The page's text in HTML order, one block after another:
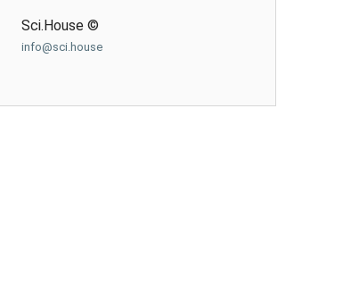
Sci.House ©
info@sci.house